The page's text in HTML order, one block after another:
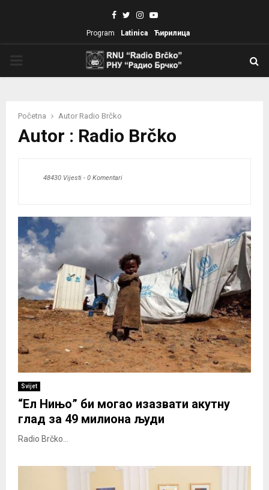
Facebook
TwitterInstagram
Youtube
Program Latinica Ћирилица
Početna Autor Radio Brčko
Autor : Radio Brčko
48430 Vijesti - 0 Komentari
Svijet
“Ел Нињо” би могао изазвати акутну
глад за 49 милиона људи
Radio Brčko...